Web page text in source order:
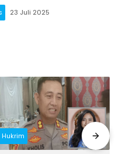
23 Juli 2025
Hukrim